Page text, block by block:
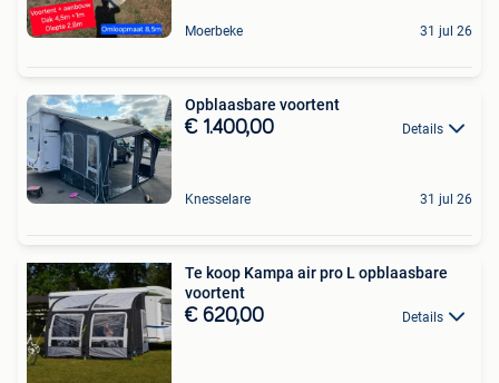
Moerbeke 31 jul 26
Opblaasbare voortent
€ 1.400,00 Details
Knesselare 31 jul 26
Te koop Kampa air pro L opblaasbare
voortent
€ 620,00 Details